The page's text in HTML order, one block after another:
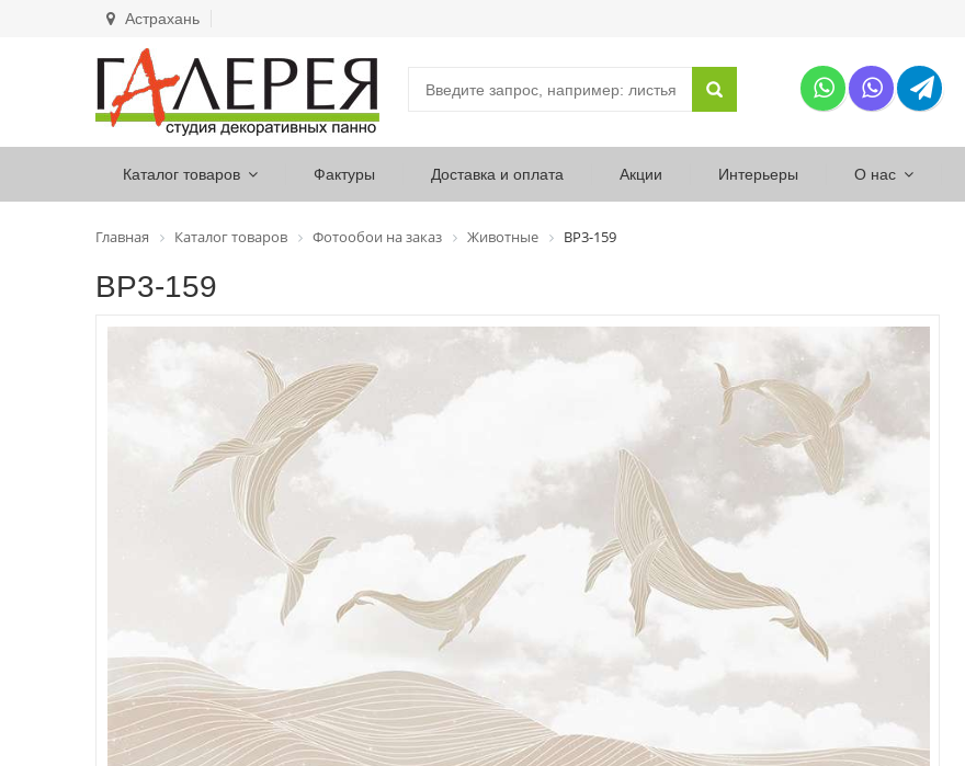
Астрахань
Каталог товаров Фактуры Доставка и оплата Акции Интерьеры О нас
Главная Каталог товаров Фотообои на заказ Животные ВР3-159
ВР3-159